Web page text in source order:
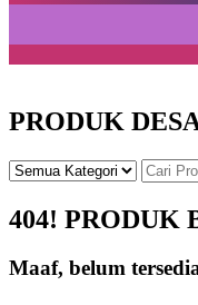
PRODUK
404! PRODUK
Maaf, belum